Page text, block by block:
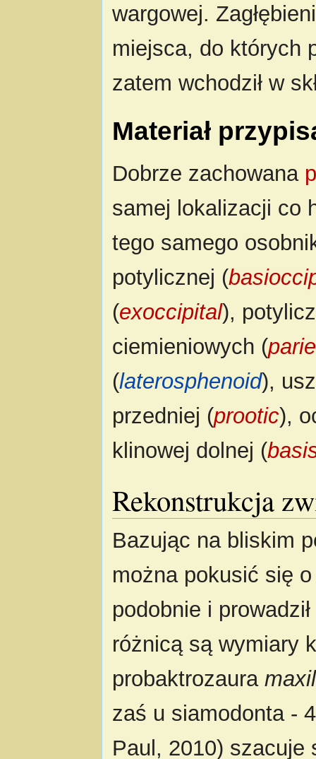
wargowej.
miejsca, do których
zatem wchodził w
Materiał
Dobrze zachowana
samej lokalizacji co
tego samego
potylicznej (
(exoccipital),
ciemieniowych (
(laterosphenoid),
przedniej (prootic),
klinowej dolnej (
Rekonstrukcja
Bazując na bliskim
można pokusić się
podobnie i
różnicą są wymiary
probaktrozaura
zaś u siamodonta -
Paul, 2010) szacuje